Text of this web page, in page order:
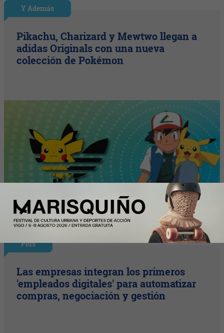
Y Además
Pikachu, Charizard y Mewtwo llegan a
adidas Originals con una nueva
colección de Pokémon
Plus
Las empresas integran los primeros
'empleados digitales' para automatizar
compras, negociación y gestión